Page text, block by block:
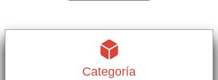
Categoría